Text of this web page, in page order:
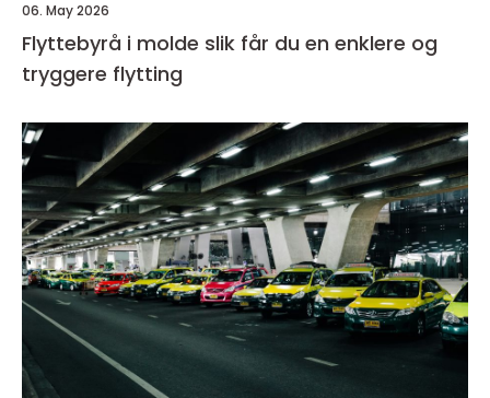
06. May 2026
Flyttebyrå i molde slik får du en enklere og
tryggere flytting